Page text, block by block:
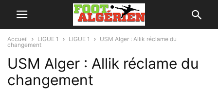
Accueil LIGUE 1 LIGUE 1
USM Alger : Allik réclame du
changement
USM Alger : Allik réclame du
changement